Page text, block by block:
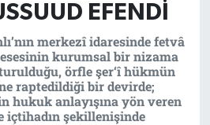
EFENDI
merkezî idaresinde fetvâ
kurumsal bir nizama
örfle şer‘î hükmün
raptedildiği bir devirde;
hukuk anlayışına yön veren
içtihadın şekillenişinde